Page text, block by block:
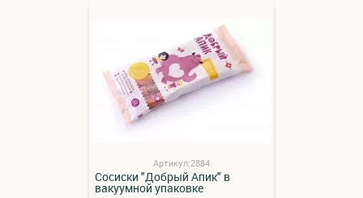
Артикул:2884
Сосиски "Добрый Апик" в
вакуумной упаковке